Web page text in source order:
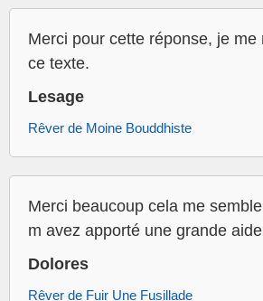
Merci pour cette réponse, je me
ce texte.
Lesage
Rêver de Moine Bouddhiste
Merci beaucoup cela me
m avez apporté une grande aide
Dolores
Rêver de Fuir Une Fusillade